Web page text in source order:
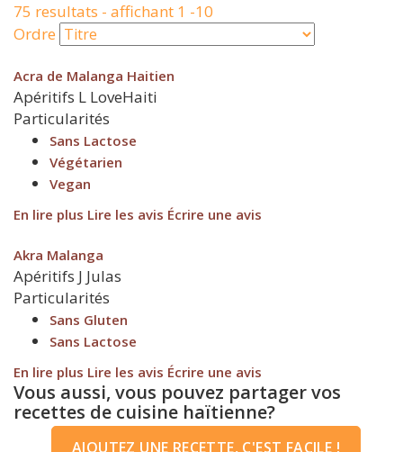
75 resultats - affichant 1 -10
Ordre
Acra de Malanga Haitien
Apéritifs L LoveHaiti
Particularités
Sans Lactose
Végétarien
Vegan
En lire plus Lire les avis Écrire une avis
Akra Malanga
Apéritifs J Julas
Particularités
Sans Gluten
Sans Lactose
En lire plus Lire les avis Écrire une avis
Vous aussi, vous pouvez partager vos
recettes de cuisine haïtienne?
AJOUTEZ UNE RECETTE, C'EST FACILE !